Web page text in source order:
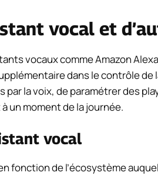
vocal et
vocaux comme Amazon
dans le contrôle de
la voix, de paramétrer des
un moment de la journée.
vocal
fonction de l’écosystème